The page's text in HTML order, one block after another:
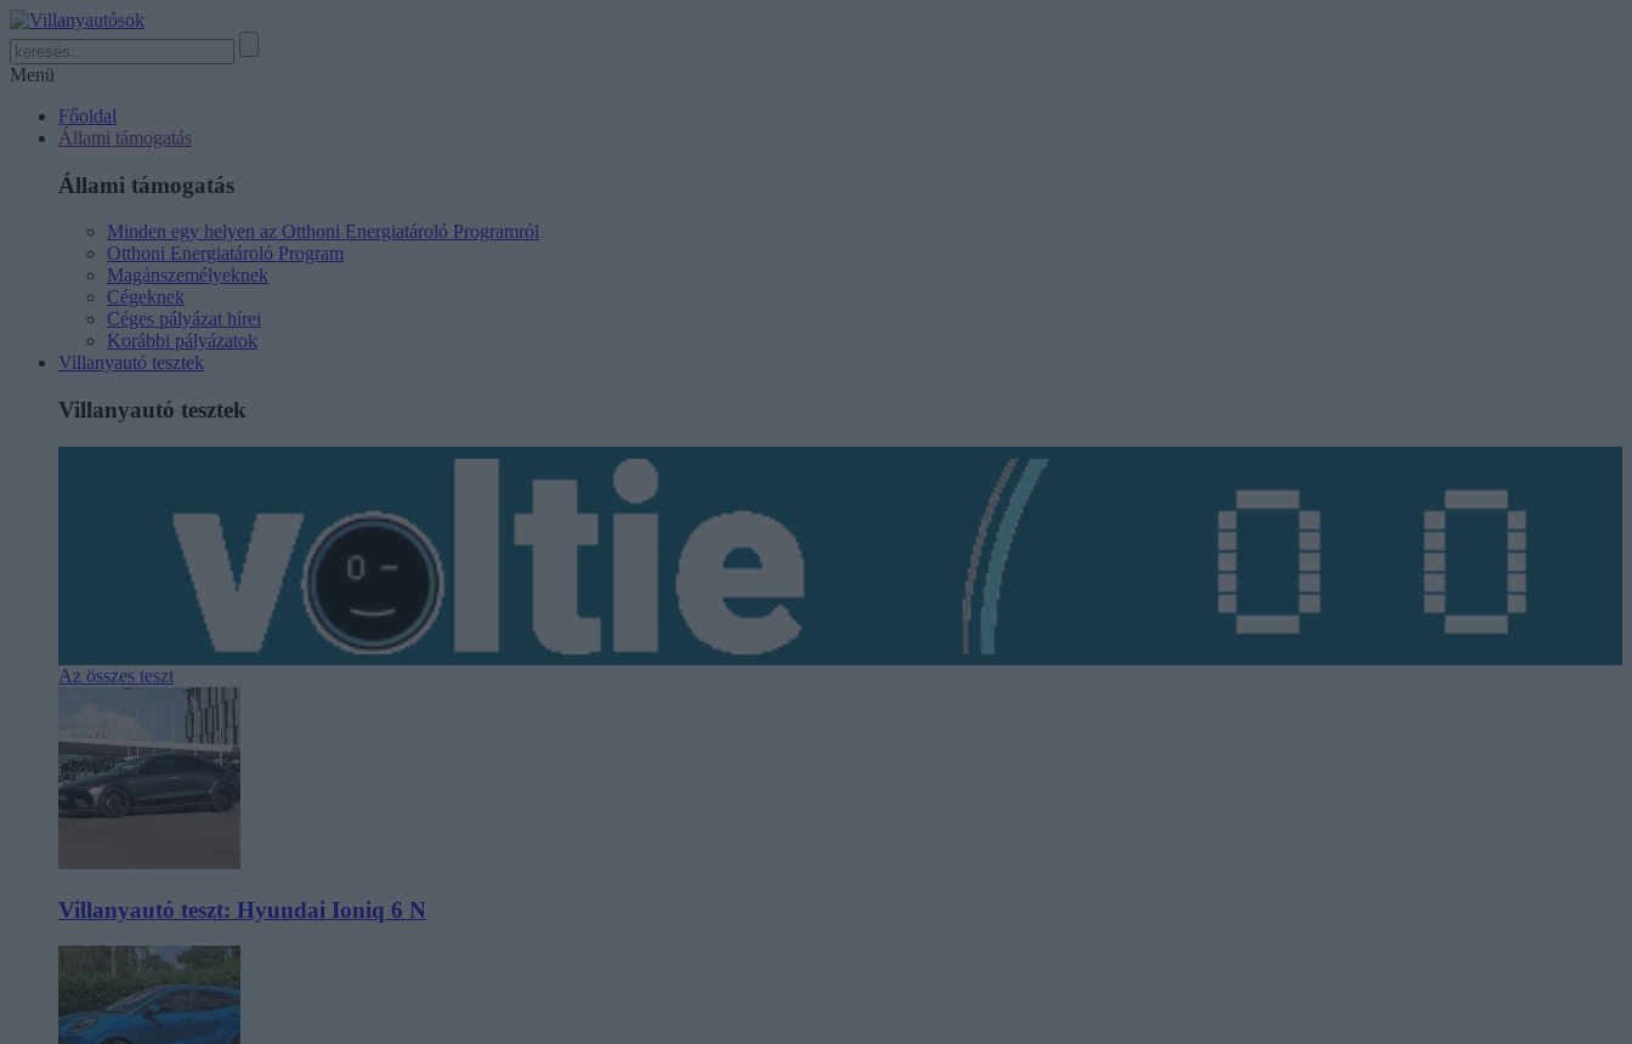
Menü
Főoldal
Állami támogatás
Állami támogatás
Minden egy helyen az Otthoni Energiatároló Programról
Otthoni Energiatároló Program
Magánszemélyeknek
Cégeknek
Céges pályázat hírei
Korábbi pályázatok
Villanyautó tesztek
Villanyautó tesztek
Az összes teszt
Villanyautó teszt: Hyundai Ioniq 6 N